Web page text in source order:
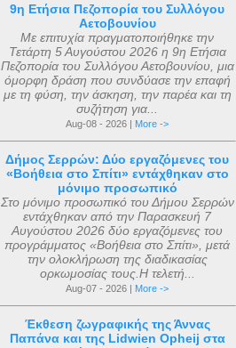
9η Ετήσια Πεζοπορία του Συλλόγου
Αετοβουνίου
Με επιτυχία πραγματοποιήθηκε την
Τετάρτη 5 Αυγούστου 2026 η 9η Ετήσια
Πεζοπορία του Συλλόγου Αετοβουνίου, μια
όμορφη δράση που συνδύασε την επαφή
με τη φύση, την άσκηση, την παρέα και τη
συζήτηση για...
Aug-08 - 2026 | More ->
Δήμος Σερρών: Δύο εργαζόμενες του
«Βοήθεια στο Σπίτι» εντάχθηκαν στο
μόνιμο προσωπικό
Στο μόνιμο προσωπικό του Δήμου Σερρών
εντάχθηκαν από την Παρασκευή 7
Αυγούστου 2026 δύο εργαζόμενες του
προγράμματος «Βοήθεια στο Σπίτι», μετά
την ολοκλήρωση της διαδικασίας
ορκωμοσίας τους.Η τελετή...
Aug-07 - 2026 | More ->
Έκθεση ζωγραφικής της Άννας
Παπάνα και της Lidwien Opheij στα